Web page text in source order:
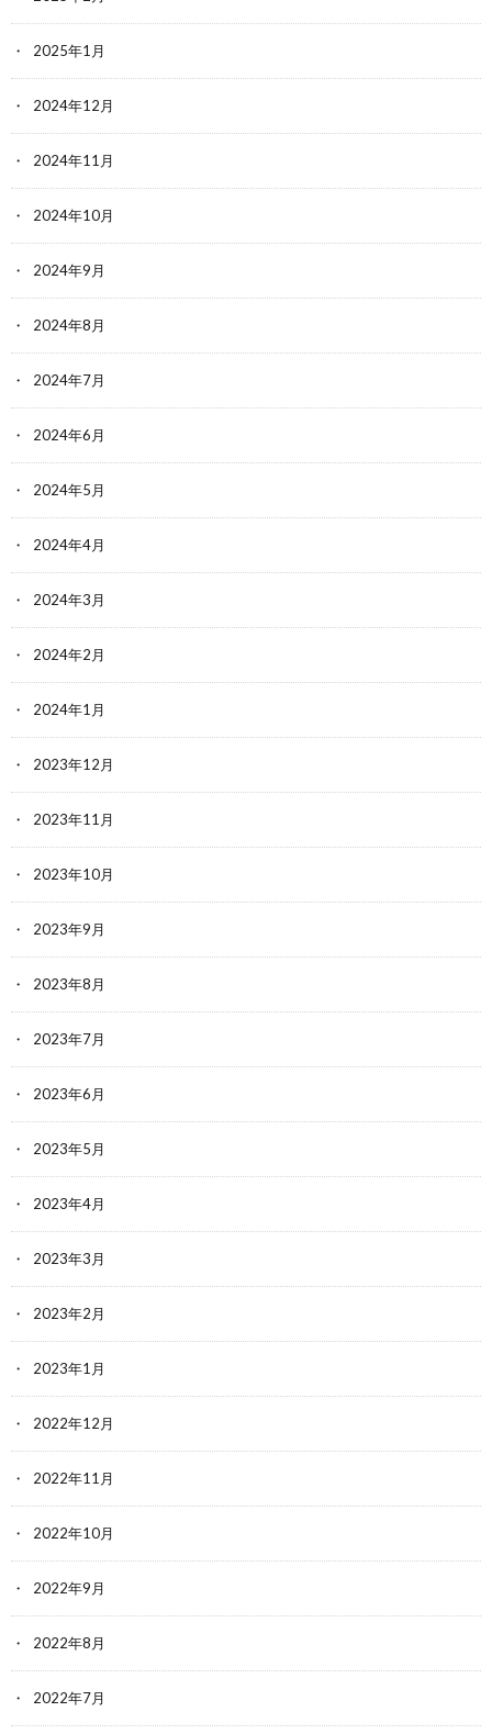
2025年1月
2024年12月
2024年11月
2024年10月
2024年9月
2024年8月
2024年7月
2024年6月
2024年5月
2024年4月
2024年3月
2024年2月
2024年1月
2023年12月
2023年11月
2023年10月
2023年9月
2023年8月
2023年7月
2023年6月
2023年5月
2023年4月
2023年3月
2023年2月
2023年1月
2022年12月
2022年11月
2022年10月
2022年9月
2022年8月
2022年7月